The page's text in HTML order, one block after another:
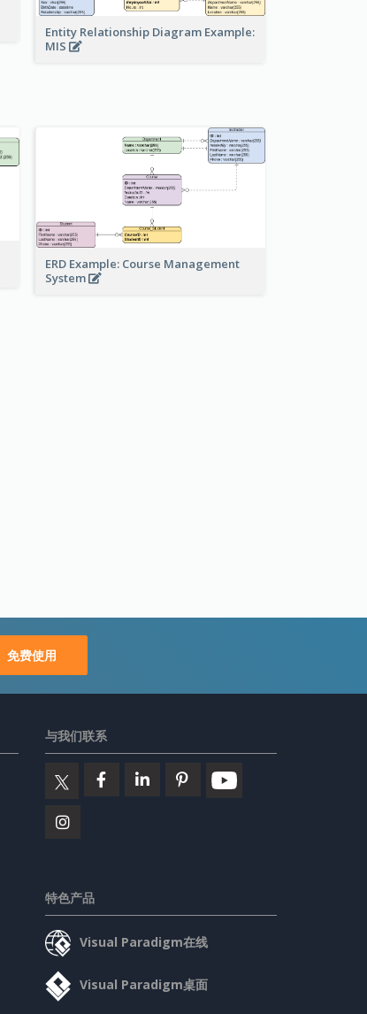
Entity Relationship Diagram Example:
MIS
ERD Example: Course Management
System
免费使用
与我们联系
特色产品
Visual Paradigm在线
Visual Paradigm桌面